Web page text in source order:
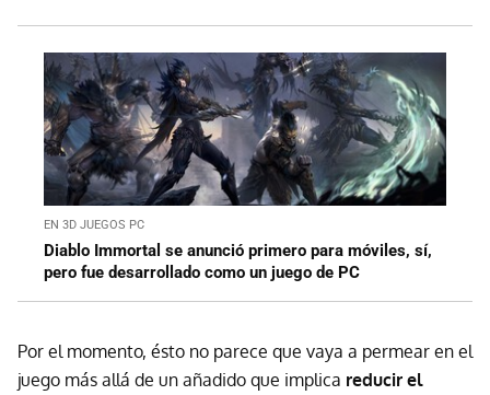
EN 3D JUEGOS PC
Diablo Immortal se anunció primero para móviles, sí,
pero fue desarrollado como un juego de PC
Por el momento, ésto no parece que vaya a permear en el
juego más allá de un añadido que implica reducir el